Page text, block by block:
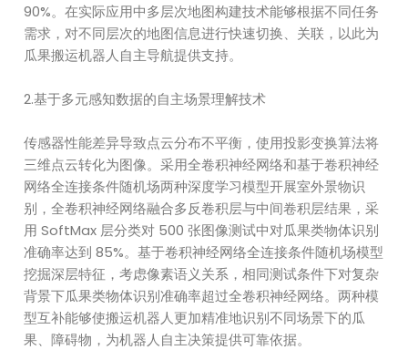
90%。在实际应用中多层次地图构建技术能够根据不同任务
需求，对不同层次的地图信息进行快速切换、关联，以此为
瓜果搬运机器人自主导航提供支持。
2.基于多元感知数据的自主场景理解技术
传感器性能差异导致点云分布不平衡，使用投影变换算法将
三维点云转化为图像。采用全卷积神经网络和基于卷积神经
网络全连接条件随机场两种深度学习模型开展室外景物识
别，全卷积神经网络融合多反卷积层与中间卷积层结果，采
用 SoftMax 层分类对 500 张图像测试中对瓜果类物体识别
准确率达到 85%。基于卷积神经网络全连接条件随机场模型
挖掘深层特征，考虑像素语义关系，相同测试条件下对复杂
背景下瓜果类物体识别准确率超过全卷积神经网络。两种模
型互补能够使搬运机器人更加精准地识别不同场景下的瓜
果、障碍物，为机器人自主决策提供可靠依据。